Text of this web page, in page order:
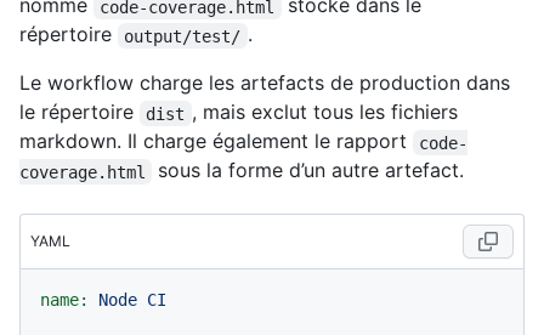
nommé code-coverage.html
stocké dans le
répertoire
output/test/ .
Le workflow charge les artefacts de production dans
le répertoire
dist , mais exclut tous les fichiers
markdown. Il charge également le rapport
code-
coverage.html
sous la forme d’un autre artefact.
YAML
name: Node CI